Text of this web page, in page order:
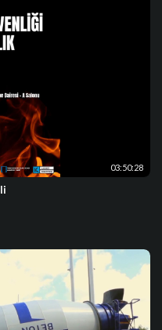
03:50:28